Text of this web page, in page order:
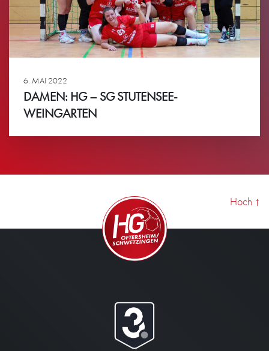
6. MAI 2022
DAMEN: HG – SG STUTENSEE-
WEINGARTEN
Hoch ↑